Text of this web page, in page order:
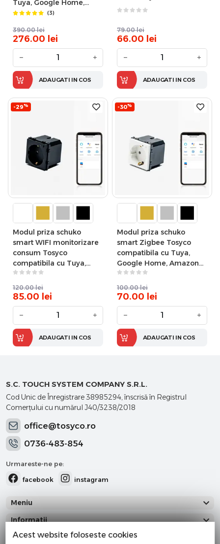
Tuya, Google Home,
Amazon Alexa
(3)
390.00 lei
276.00 lei
− +
ADAUGATI IN COS
79.00 lei
66.00 lei
− +
ADAUGATI IN COS
-29%
Modul priza schuko
smart WIFI monitorizare
consum Tosyco
compatibila cu Tuya,
Google Home, Amazon
Alexa
120.00 lei
85.00 lei
− +
ADAUGATI IN COS
-30%
Modul priza schuko
smart Zigbee Tosyco
compatibila cu Tuya,
Google Home, Amazon
Alexa
100.00 lei
70.00 lei
− +
ADAUGATI IN COS
S.C. TOUCH SYSTEM COMPANY S.R.L.
Cod Unic de Înregistrare 38985294, înscrisă în Registrul
Comerţului cu numărul J40/3238/2018
office@tosyco.ro
0736-483-854
Urmareste-ne pe:
facebook
instagram
Meniu
Informatii
Categorii
Acest website foloseste cookies